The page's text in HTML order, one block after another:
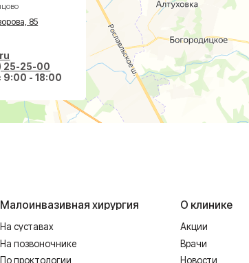
хирургия О клинике
Акции
Врачи
Новости